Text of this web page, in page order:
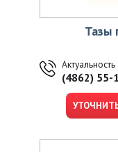
Тазы
(4862) 55-